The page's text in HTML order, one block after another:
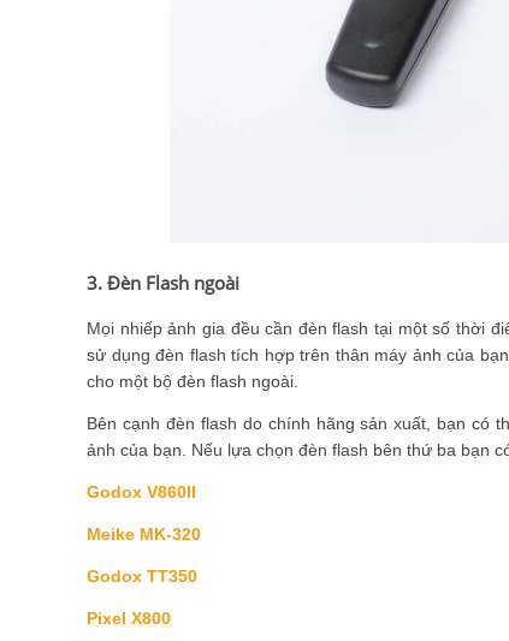
3. Đèn Flash ngoài
Mọi nhiếp ảnh gia đều cần đèn flash tại một số thời
sử dụng đèn flash tích hợp trên thân máy ảnh của
cho một bộ đèn flash ngoài.
Bên cạnh đèn flash do chính hãng sản xuất, bạn có
ảnh của bạn. Nếu lựa chọn đèn flash bên thứ ba bạn
Godox V860II
Meike MK-320
Godox TT350
Pixel X800